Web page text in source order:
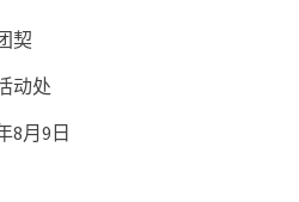
契
动处
8月9日